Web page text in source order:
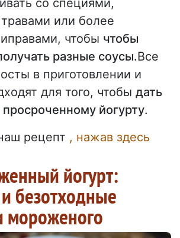
или более
чтобы чтобы
разные соусы.Все
в приготовлении и
для того, чтобы дать
йогурту.
рецепт , нажав здесь
йогурт:
безотходные
мороженого